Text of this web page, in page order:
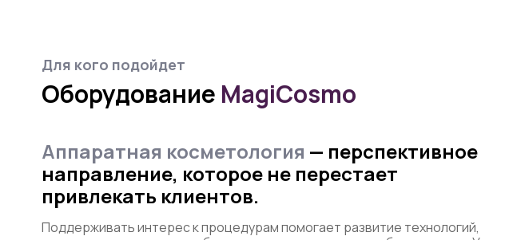
Для кого подойдет
Оборудование MagiCosmo
Аппаратная косметология — перспективное
направление, которое не перестает
привлекать клиентов.
Поддерживать интерес к процедурам помогает развитие технологий,